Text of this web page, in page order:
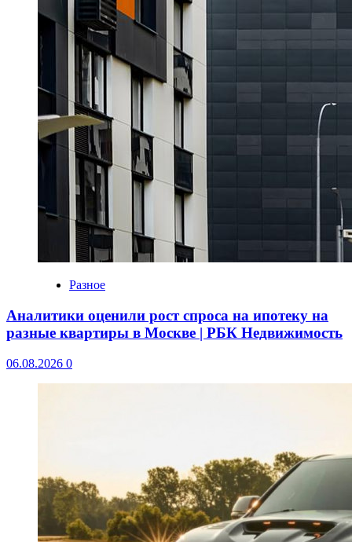
Разное
Аналитики оценили рост спроса на ипотеку на
разные квартиры в Москве | РБК Недвижимость
06.08.2026 0